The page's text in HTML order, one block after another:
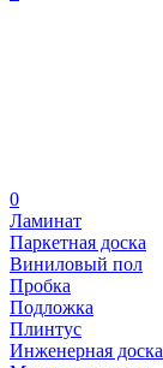
0
Ламинат
Паркетная доска
Виниловый пол
Пробка
Подложка
Плинтус
Инженерная доска